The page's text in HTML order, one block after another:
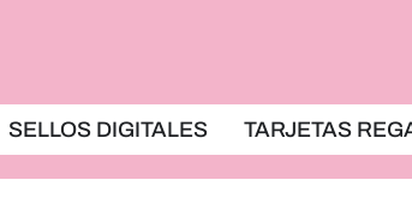
SELLOS DIGITALES TARJETAS